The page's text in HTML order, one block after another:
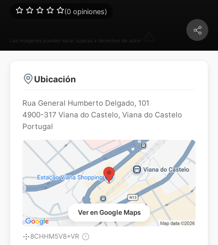
Las imágenes pueden estar sujetas a derechos de autor
(0 opiniones)
Ubicación
Rua General Humberto Delgado, 101
4900-317 Viana do Castelo, Viana do Castelo
Portugal
Ver en Google Maps
8CHHM5V8+VR